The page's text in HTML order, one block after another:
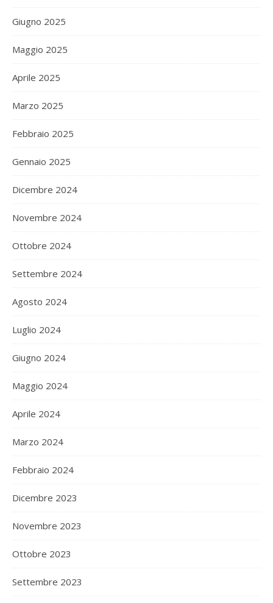
Giugno 2025
Maggio 2025
Aprile 2025
Marzo 2025
Febbraio 2025
Gennaio 2025
Dicembre 2024
Novembre 2024
Ottobre 2024
Settembre 2024
Agosto 2024
Luglio 2024
Giugno 2024
Maggio 2024
Aprile 2024
Marzo 2024
Febbraio 2024
Dicembre 2023
Novembre 2023
Ottobre 2023
Settembre 2023